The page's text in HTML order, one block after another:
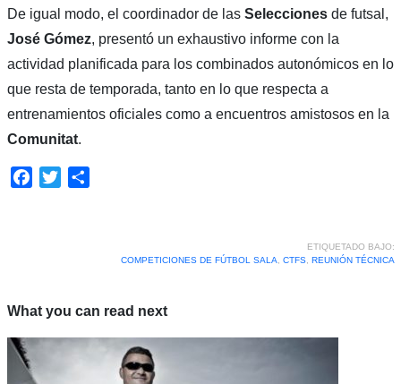
De igual modo, el coordinador de las Selecciones de futsal,
José Gómez, presentó un exhaustivo informe con la
actividad planificada para los combinados autonómicos en lo
que resta de temporada, tanto en lo que respecta a
entrenamientos oficiales como a encuentros amistosos en la
Comunitat.
Facebook
Twitter
ETIQUETADO BAJO:
COMPETICIONES DE FÚTBOL SALA, CTFS, REUNIÓN TÉCNICA
What you can read next